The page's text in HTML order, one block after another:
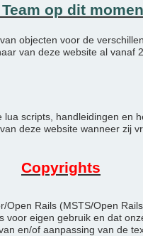
Team op dit
objecten voor de
van deze website al
scripts, handleidingen en
deze website wanneer zij
Copyrights
Rails (MSTS/Open
eigen gebruik en dat
en/of aanpassing van de